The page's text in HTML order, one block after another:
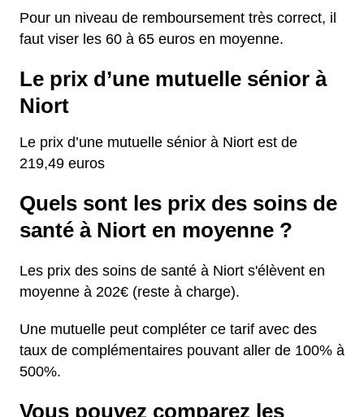
Pour un niveau de remboursement très correct, il
faut viser les 60 à 65 euros en moyenne.
Le prix d’une mutuelle sénior à
Niort
Le prix d’une mutuelle sénior à Niort est de
219,49 euros
Quels sont les prix des soins de
santé à Niort en moyenne ?
Les prix des soins de santé à Niort s'élèvent en
moyenne à 202€ (reste à charge).
Une mutuelle peut compléter ce tarif avec des
taux de complémentaires pouvant aller de 100% à
500%.
Vous pouvez comparez les